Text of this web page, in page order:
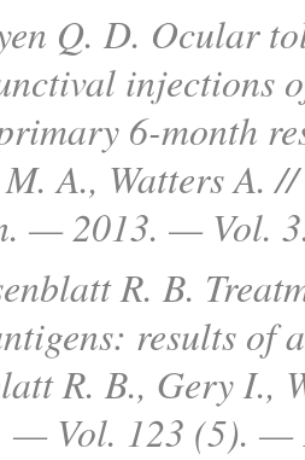
Q. D. Ocular
injections
6-month
A., Watters A.
— 2013. — Vol.
R. B.
results of
R. B., Gery I.,
Vol. 123 (5). —